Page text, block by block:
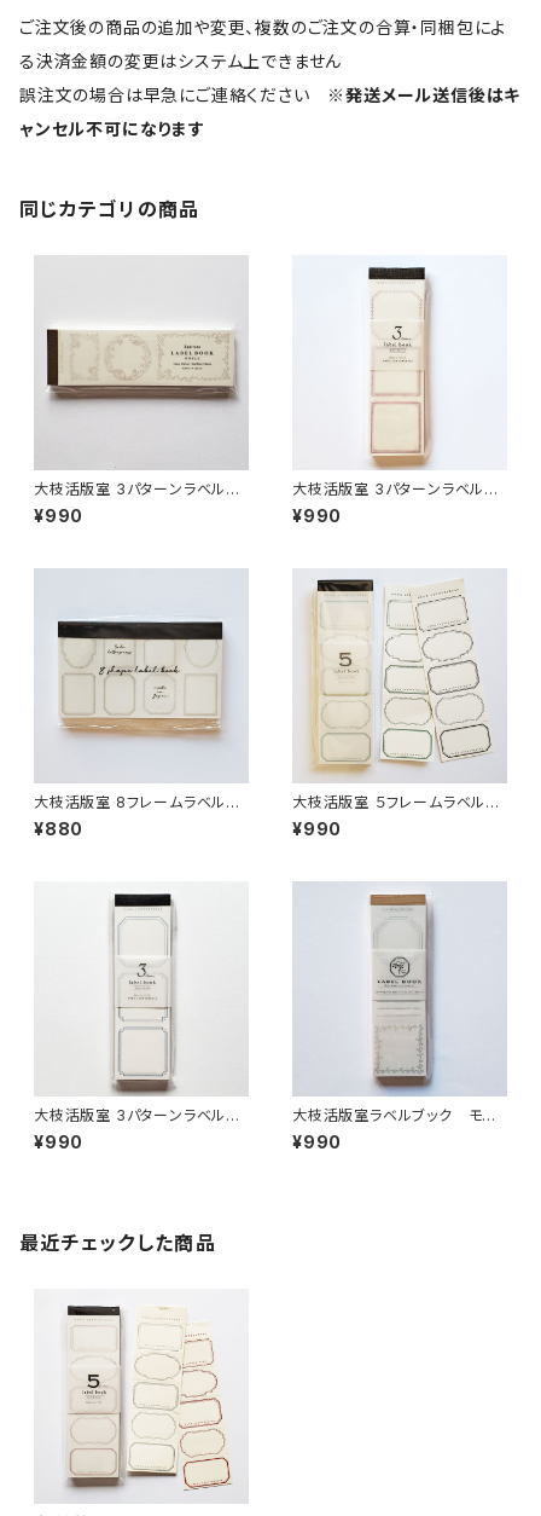
ご注文後の商品の追加や変更、複数のご注文の合算・同梱包によ
る決済金額の変更はシステム上できません
誤注文の場合は早急にご連絡ください ※発送メール送信後はキ
ャンセル不可になります
同じカテゴリの商品
大枝活版室 3パターンラベルブ
ック ブロンズ＆ダークブルー L
B039
¥990
大枝活版室 3パターンラベルブ
ック レッド＆ブロンズ LB001
¥990
大枝活版室 8フレームラベルブ
ック ブロンズ LB021
¥880
大枝活版室 ５フレームラベルブ
ック グリーン＆ブラック LB01
2
¥990
大枝活版室 3パターンラベルブ
ック ブルー＆ブラック LB002
¥990
大枝活版室ラベルブック モス
グリーン＆シルバー LB028
¥990
最近チェックした商品